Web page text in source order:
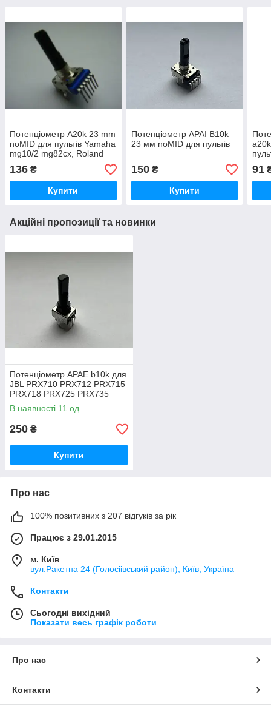
Потенціометр A20k 23 mm
noMID для пультів Yamaha
mg10/2 mg82cx, Roland
Fantom
136 ₴
Купити
Потенціометр APAI B10k
23 мм noMID для пультів
150₴
Купити
91
Акційні пропозиції та новинки
Потенціометр APAE b10k для
JBL PRX710 PRX712 PRX715
PRX718 PRX725 PRX735
PRX815 PRX835 PRX825
В наявності 11 од.
250 ₴
Купити
Про нас
100% позитивних з 207 відгуків за рік
Працює з 29.01.2015
м. Київ
вул.Ракетна 24 (Голосіівський район), Київ, Україна
Контакти
Сьогодні вихідний
Показати весь графік роботи
Про нас
Контакти